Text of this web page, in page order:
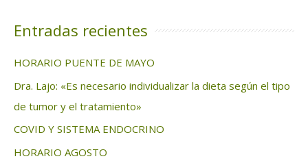
Entradas recientes
HORARIO PUENTE DE MAYO
Dra. Lajo: «Es necesario individualizar la dieta según el tipo
de tumor y el tratamiento»
COVID Y SISTEMA ENDOCRINO
HORARIO AGOSTO